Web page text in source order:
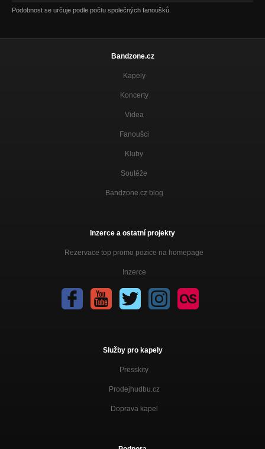
Podobnost se určuje podle počtu společných fanoušků.
Bandzone.cz
Kapely
Koncerty
Videa
Fanoušci
Kluby
Soutěže
Bandzone.cz blog
Inzerce a ostatní projekty
Rezervace top promo pozice na homepage
Inzerce
Služby pro kapely
Presskity
Prodejhudbu.cz
Doprava kapel